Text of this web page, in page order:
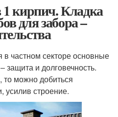
1 кирпич. Кладка
для забора –
в частном секторе основные
защита и долговечность.
то можно добиться
усилив строение.